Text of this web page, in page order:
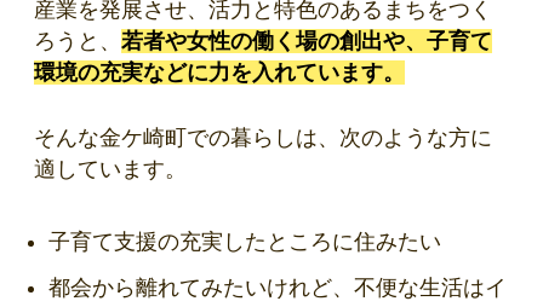
産業を発展させ、活力と特色のあるまちをつく
ろうと、 若者や女性の働く場の創出や、子育て
環境の充実などに力を入れています。
そんな金ケ崎町での暮らしは、次のような方に
適しています。
子育て支援の充実したところに住みたい
都会から離れてみたいけれど、不便な生活はイ